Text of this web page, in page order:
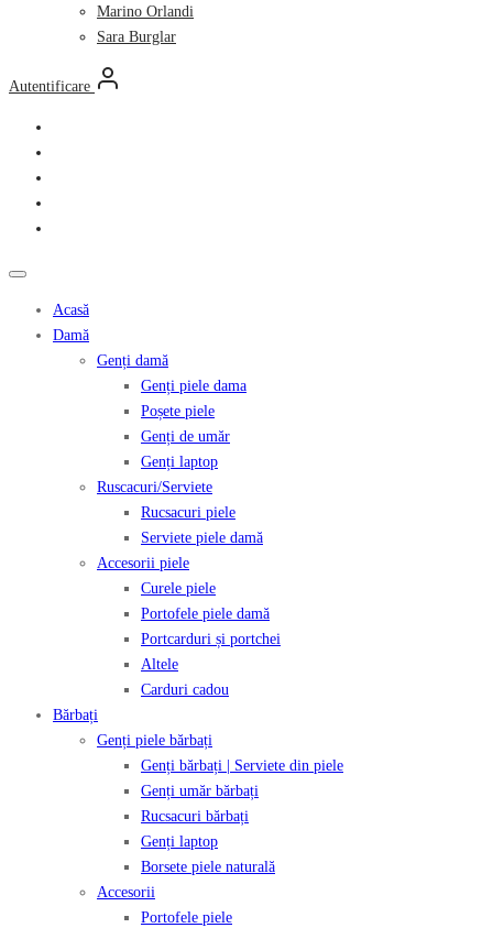
Marino Orlandi
Sara Burglar
Autentificare
Acasă
Damă
Genți damă
Genți piele dama
Poșete piele
Genți de umăr
Genți laptop
Ruscacuri/Serviete
Rucsacuri piele
Serviete piele damă
Accesorii piele
Curele piele
Portofele piele damă
Portcarduri și portchei
Altele
Carduri cadou
Bărbați
Genți piele bărbați
Genți bărbați | Serviete din piele
Genți umăr bărbați
Rucsacuri bărbați
Genți laptop
Borsete piele naturală
Accesorii
Portofele piele